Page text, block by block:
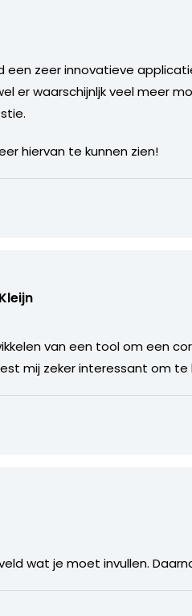
zeer innovatieve
er waarschijnljk veel meer
hiervan te kunnen zien!
van een tool om een
mij zeker interessant om te
wat je moet invullen.